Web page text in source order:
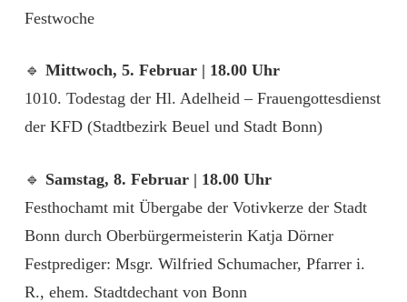
Festwoche
🔹 Mittwoch, 5. Februar | 18.00 Uhr
1010. Todestag der Hl. Adelheid – Frauengottesdienst
der KFD (Stadtbezirk Beuel und Stadt Bonn)
🔹 Samstag, 8. Februar | 18.00 Uhr
Festhochamt mit Übergabe der Votivkerze der Stadt
Bonn durch Oberbürgermeisterin Katja Dörner
Festprediger: Msgr. Wilfried Schumacher, Pfarrer i.
R., ehem. Stadtdechant von Bonn